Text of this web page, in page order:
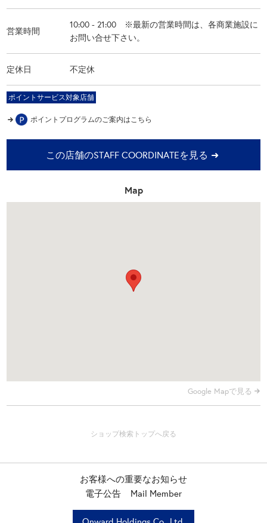
営業時間
10:00 - 21:00 ※最新の営業時間は、各商業施設に
お問い合せ下さい。
定休日 不定休
ポイントサービス対象店舗
ポイントプログラムのご案内はこちら
この店舗のSTAFF COORDINATEを見る
Map
Google Mapで見る
お客様への重要なお知らせ
電子公告
Mail Member